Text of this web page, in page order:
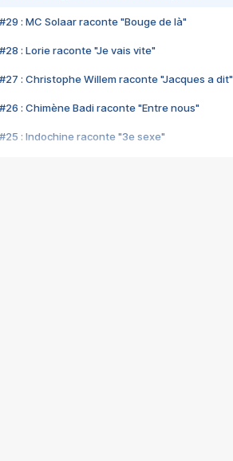
#29 : MC Solaar raconte "Bouge de là"
#28 : Lorie raconte "Je vais vite"
#27 : Christophe Willem raconte "Jacques a dit"
#26 : Chimène Badi raconte "Entre nous"
#25 : Indochine raconte "3e sexe"